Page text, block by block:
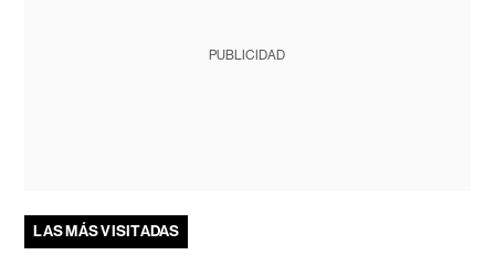
PUBLICIDAD
LAS MÁS VISITADAS